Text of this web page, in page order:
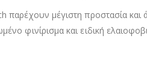
μέγιστη προστασία
φινίρισμα και ειδική